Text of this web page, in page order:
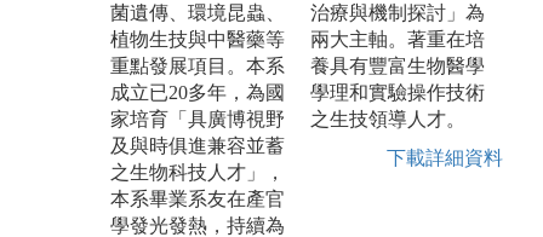
菌遺傳、環境昆蟲、
植物生技與中醫藥等
重點發展項目。本系
成立已20多年，為國
家培育「具廣博視野
及與時俱進兼容並蓄
之生物科技人才」，
本系畢業系友在產官
學發光發熱，持續為
治療與機制探討」為
兩大主軸。著重在培
養具有豐富生物醫學
學理和實驗操作技術
之生技領導人才。
下載詳細資料